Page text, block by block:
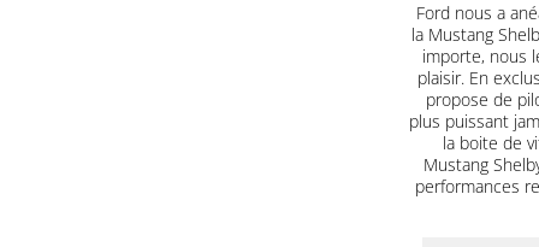
Ford nous a
la Mustang
importe, nous
plaisir. En
propose de
plus puissant
la boite de
Mustang
performances